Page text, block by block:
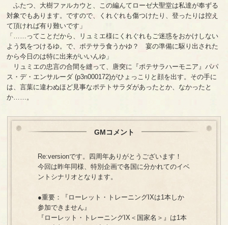
ふたつ、大樹ファルカウと、この編んてローゼ大聖堂は私達が奉ずる
対象でもあります。ですので、くれぐれも傷つけたり、登ったりは控え
て頂ければ有り難いです」
「……ってことだから、リュミエ様にくれぐれもご迷惑をおかけしない
よう気をつけるゆ。で、ポテサラ食うかゆ？ 宴の準備に駆り出された
から今日のは特に出来がいいんゆ」
リュミエの忠言の合間を縫って、唐突に『ポテサラハーモニア』パパ
ス・デ・エンサルーダ (p3n000172)がひょっこりと顔を出す。その手に
は、言葉に違わぬほど見事なポテトサラダがあったとか、なかったと
か……。
GMコメント
Re:versionです。四周年ありがとうございます！
今回は昨年同様、特別企画で各国に分かれてのイベ
ントシナリオとなります。
●重要：『ローレット・トレーニングIXは1本しか
参加できません』
『ローレット・トレーニングIX＜国家名＞』は1本